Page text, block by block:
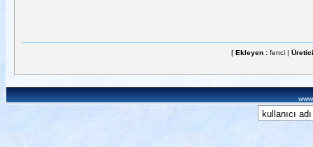
[ Ekleyen : fenci |